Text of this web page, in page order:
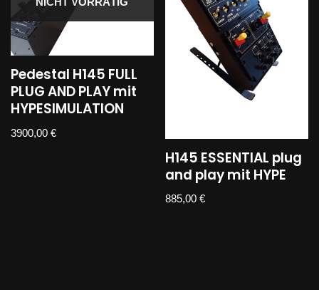
Pedestal H145 FULL
PLUG AND PLAY mit
HYPESIMULATION
3900,00 €
H145 ESSENTIAL plug
and play mit HYPE
885,00€